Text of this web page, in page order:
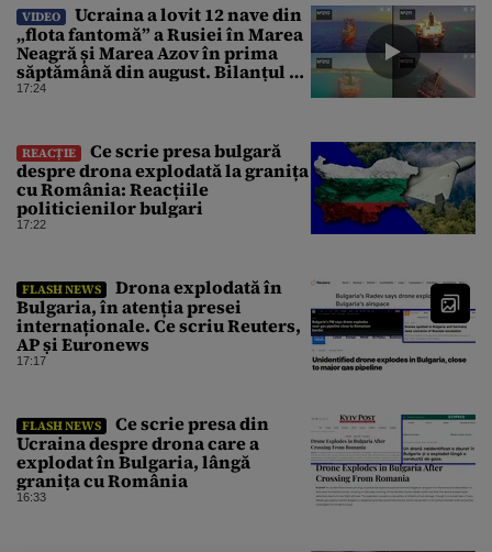
VIDEO
Ucraina a lovit 12 nave din
„flota fantomă” a Rusiei în Marea
Neagră și Marea Azov în prima
săptămână din august. Bilanțul a
ajuns la 218
17:24
REACȚIE
Ce scrie presa bulgară
despre drona explodată la granița
cu România: Reacțiile
politicienilor bulgari
17:22
FLASH NEWS
Drona explodată în
Bulgaria, în atenția presei
internaționale. Ce scriu Reuters,
AP și Euronews
17:17
FLASH NEWS
Ce scrie presa din
Ucraina despre drona care a
explodat în Bulgaria, lângă
granița cu România
16:33